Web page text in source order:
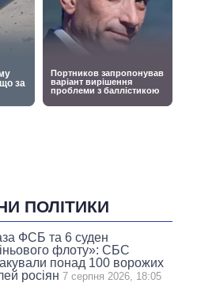
ПОЛІТИКИ
ФСБ та 6 суден
флоту»: СБС
понад 100 ворожих
росіян 7 серпня 2026, 18:05